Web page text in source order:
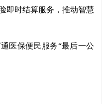
即时结算服务，推动智慧
医保便民服务“最后一公